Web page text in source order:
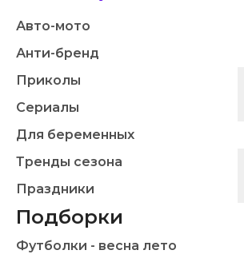
Авто-мото
Анти-бренд
Приколы
Сериалы
Для беременных
Тренды сезона
Праздники
Подборки
Футболки - весна лето